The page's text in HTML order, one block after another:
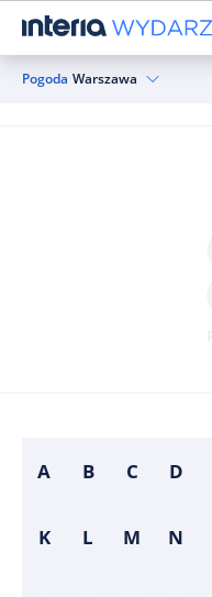
Pogoda Warszawa
A B C D
K L M N